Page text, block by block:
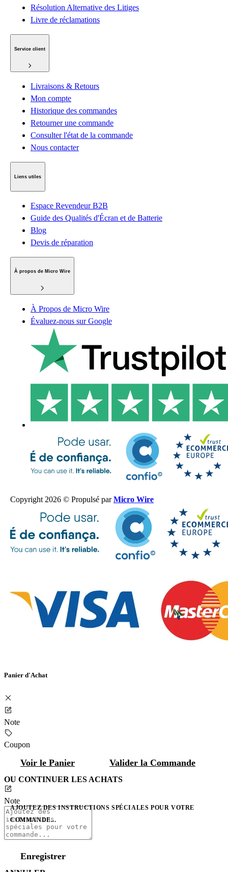
Résolution Alternative des Litiges
Livre de réclamations
Service client
Livraisons & Retours
Mon compte
Historique des commandes
Retourner une commande
Consulter l'état de la commande
Nous contacter
Liens utiles
Espace Revendeur B2B
Guide des Qualités d'Écran et de Batterie
Blog
Devis de réparation
À propos de Micro Wire
À Propos de Micro Wire
Évaluez-nous sur Google
Copyright 2026 © Propulsé parMicro Wire
Panier d'Achat
Note
Coupon
Voir le Panier Valider la Commande
OU CONTINUER LES ACHATS
Note
AJOUTEZ DES INSTRUCTIONS SPÉCIALES POUR VOTRE
COMMANDE...
Enregistrer